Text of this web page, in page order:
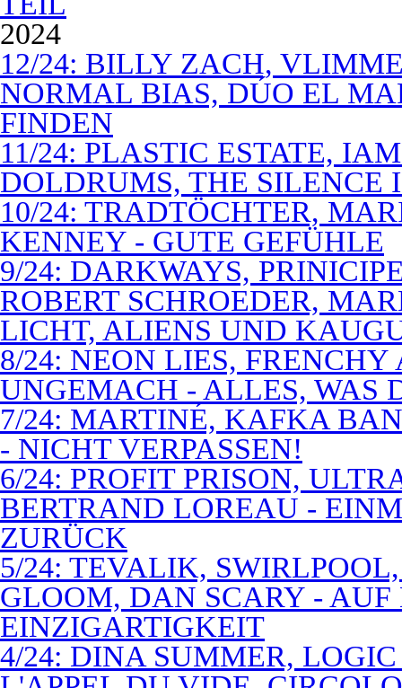
2024
12/24: BILLY ZACH,
NORMAL BIAS, DÚO EL
FINDEN
11/24: PLASTIC ESTATE,
DOLDRUMS, THE SILENCE
10/24: TRADTÖCHTER,
KENNEY - GUTE GEFÜHLE
9/24: DARKWAYS,
ROBERT SCHROEDER,
LICHT, ALIENS UND
8/24: NEON LIES,
UNGEMACH - ALLES, WAS
7/24: MARTINÉ, KAFKA
- NICHT VERPASSEN!
6/24: PROFIT PRISON,
BERTRAND LOREAU -
ZURÜCK
5/24: TEVALIK,
GLOOM, DAN SCARY -
EINZIGARTIGKEIT
4/24: DINA SUMMER,